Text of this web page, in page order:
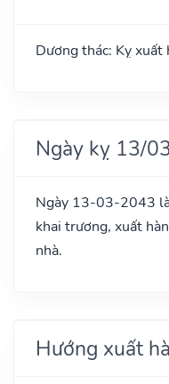
Dương thác: Kỵ xuất
Ngày kỵ 13/
Ngày 13-03-2043
khai trương, xuất
nhà.
Hướng xuất